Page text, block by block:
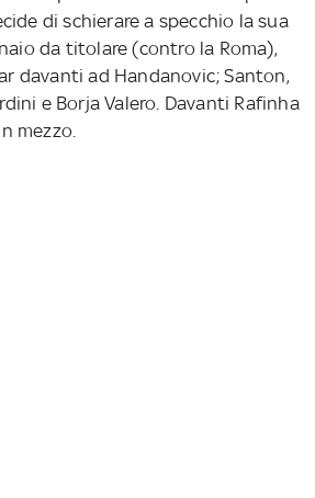
di schierare a specchio la sua
da titolare (contro la Roma),
davanti ad Handanovic; Santon,
e Borja Valero. Davanti Rafinha
mezzo.